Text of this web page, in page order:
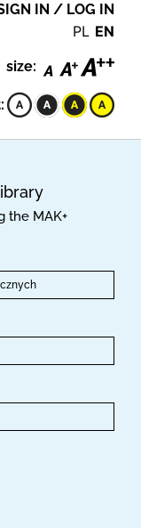
IN / LOG IN
PL EN
size:
the MAK+